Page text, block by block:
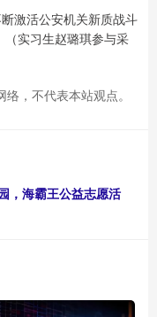
激活公安机关新质战斗
实习生赵璐琪参与采
，不代表本站观点。
，海霸王公益志愿活